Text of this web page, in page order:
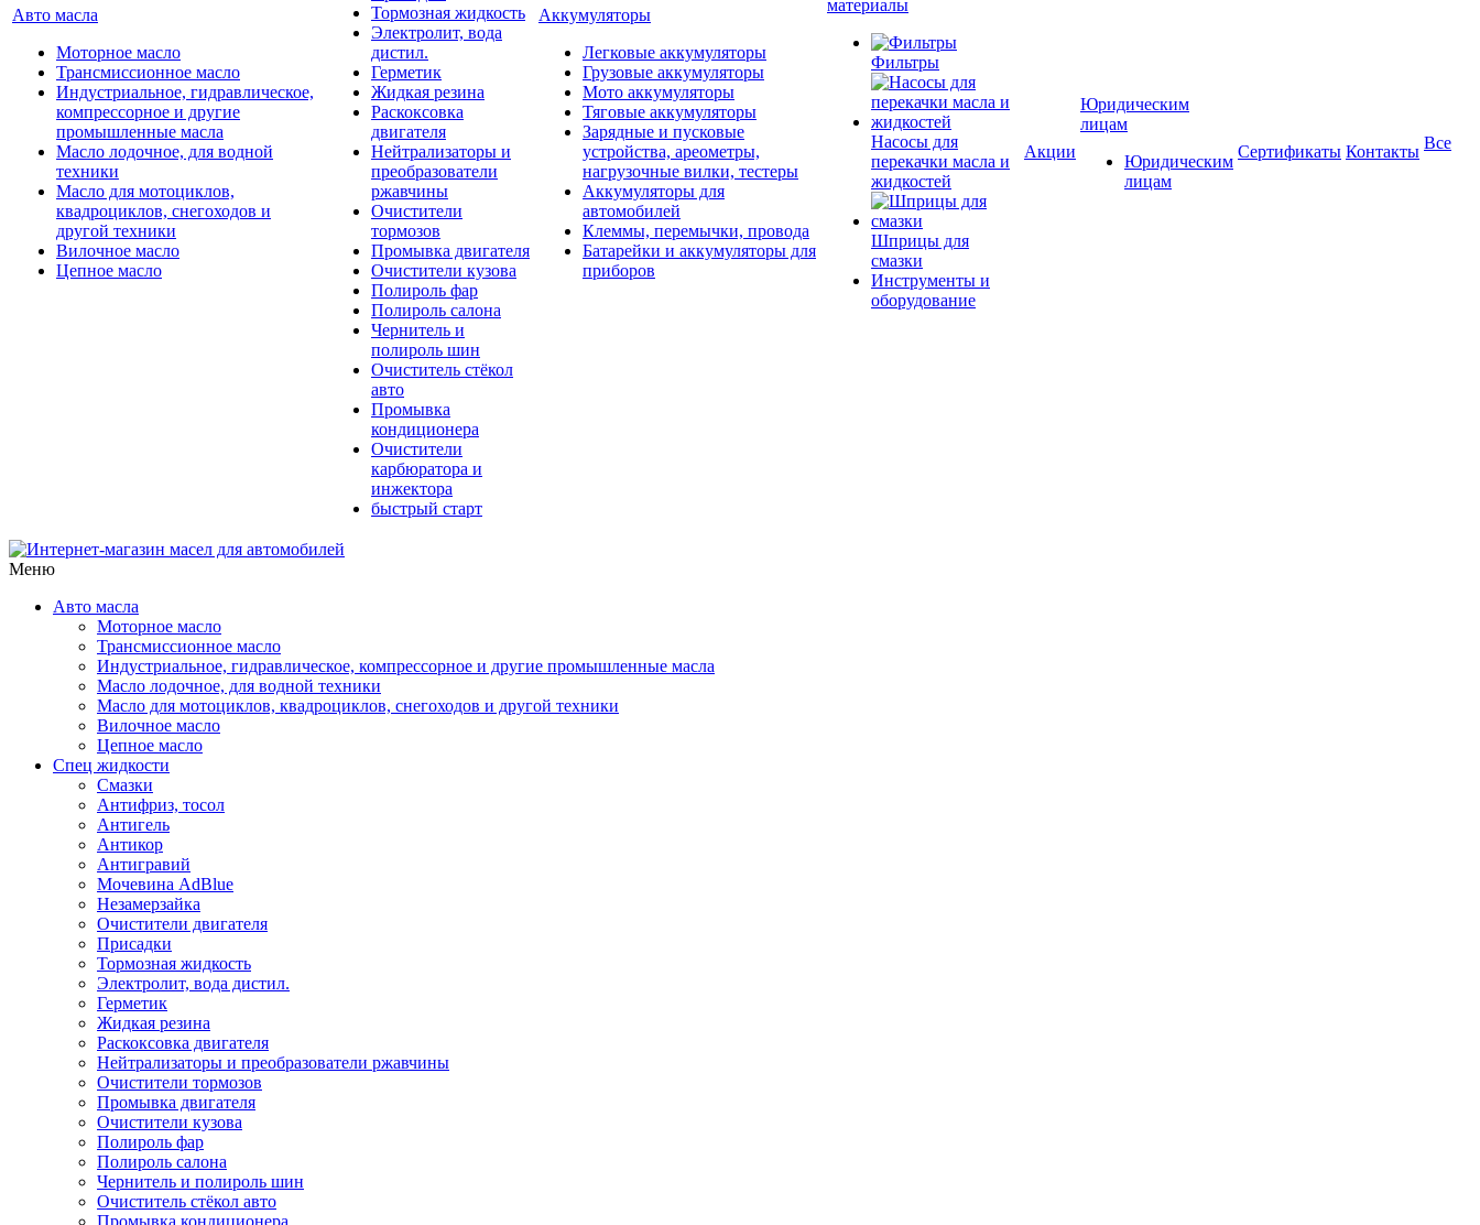
Авто масла
Моторное масло
Трансмиссионное масло
Индустриальное, гидравлическое,
компрессорное и другие
промышленные масла
Масло лодочное, для водной
техники
Масло для мотоциклов,
квадроциклов, снегоходов и
другой техники
Вилочное масло
Цепное масло
Тормозная жидкость
Электролит, вода
дистил.
Герметик
Жидкая резина
Раскоксовка
двигателя
Нейтрализаторы и
преобразователи
ржавчины
Очистители
тормозов
Промывка двигателя
Очистители кузова
Полироль фар
Полироль салона
Чернитель и
полироль шин
Очиститель стёкол
авто
Промывка
кондиционера
Очистители
карбюратора и
инжектора
быстрый старт
Аккумуляторы
Легковые аккумуляторы
Грузовые аккумуляторы
Мото аккумуляторы
Тяговые аккумуляторы
Зарядные и пусковые
устройства, ареометры,
нагрузочные вилки, тестеры
Аккумуляторы для
автомобилей
Клеммы, перемычки, провода
Батарейки и аккумуляторы для
приборов
материалы
Фильтры
Насосы для
перекачки масла и
жидкостей
Шприцы для
смазки
Инструменты и
оборудование
Акции
Юридическим
лицам
Юридическим
лицам
Сертификаты Контакты Все
Меню
Авто масла
Моторное масло
Трансмиссионное масло
Индустриальное, гидравлическое, компрессорное и другие промышленные масла
Масло лодочное, для водной техники
Масло для мотоциклов, квадроциклов, снегоходов и другой техники
Вилочное масло
Цепное масло
Спец жидкости
Смазки
Антифриз, тосол
Антигель
Антикор
Антигравий
Мочевина AdBlue
Незамерзайка
Очистители двигателя
Присадки
Тормозная жидкость
Электролит, вода дистил.
Герметик
Жидкая резина
Раскоксовка двигателя
Нейтрализаторы и преобразователи ржавчины
Очистители тормозов
Промывка двигателя
Очистители кузова
Полироль фар
Полироль салона
Чернитель и полироль шин
Очиститель стёкол авто
Промывка кондиционера